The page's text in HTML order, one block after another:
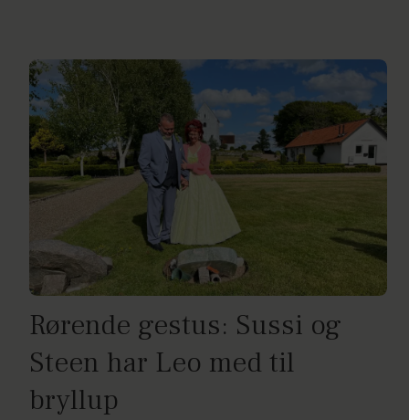
Rørende gestus: Sussi og
Steen har Leo med til
bryllup